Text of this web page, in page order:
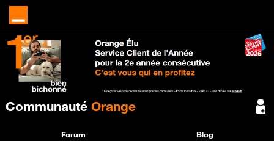
Communauté Orange
Forum Blog